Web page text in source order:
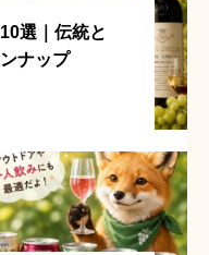
選｜伝統と
ナップ